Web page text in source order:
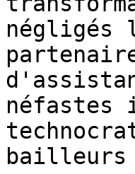
négligés
néfastes
bailleurs